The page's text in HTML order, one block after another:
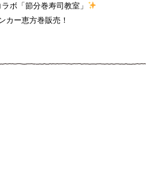
ボ「節分巻寿司教室」
カー恵方巻販売！